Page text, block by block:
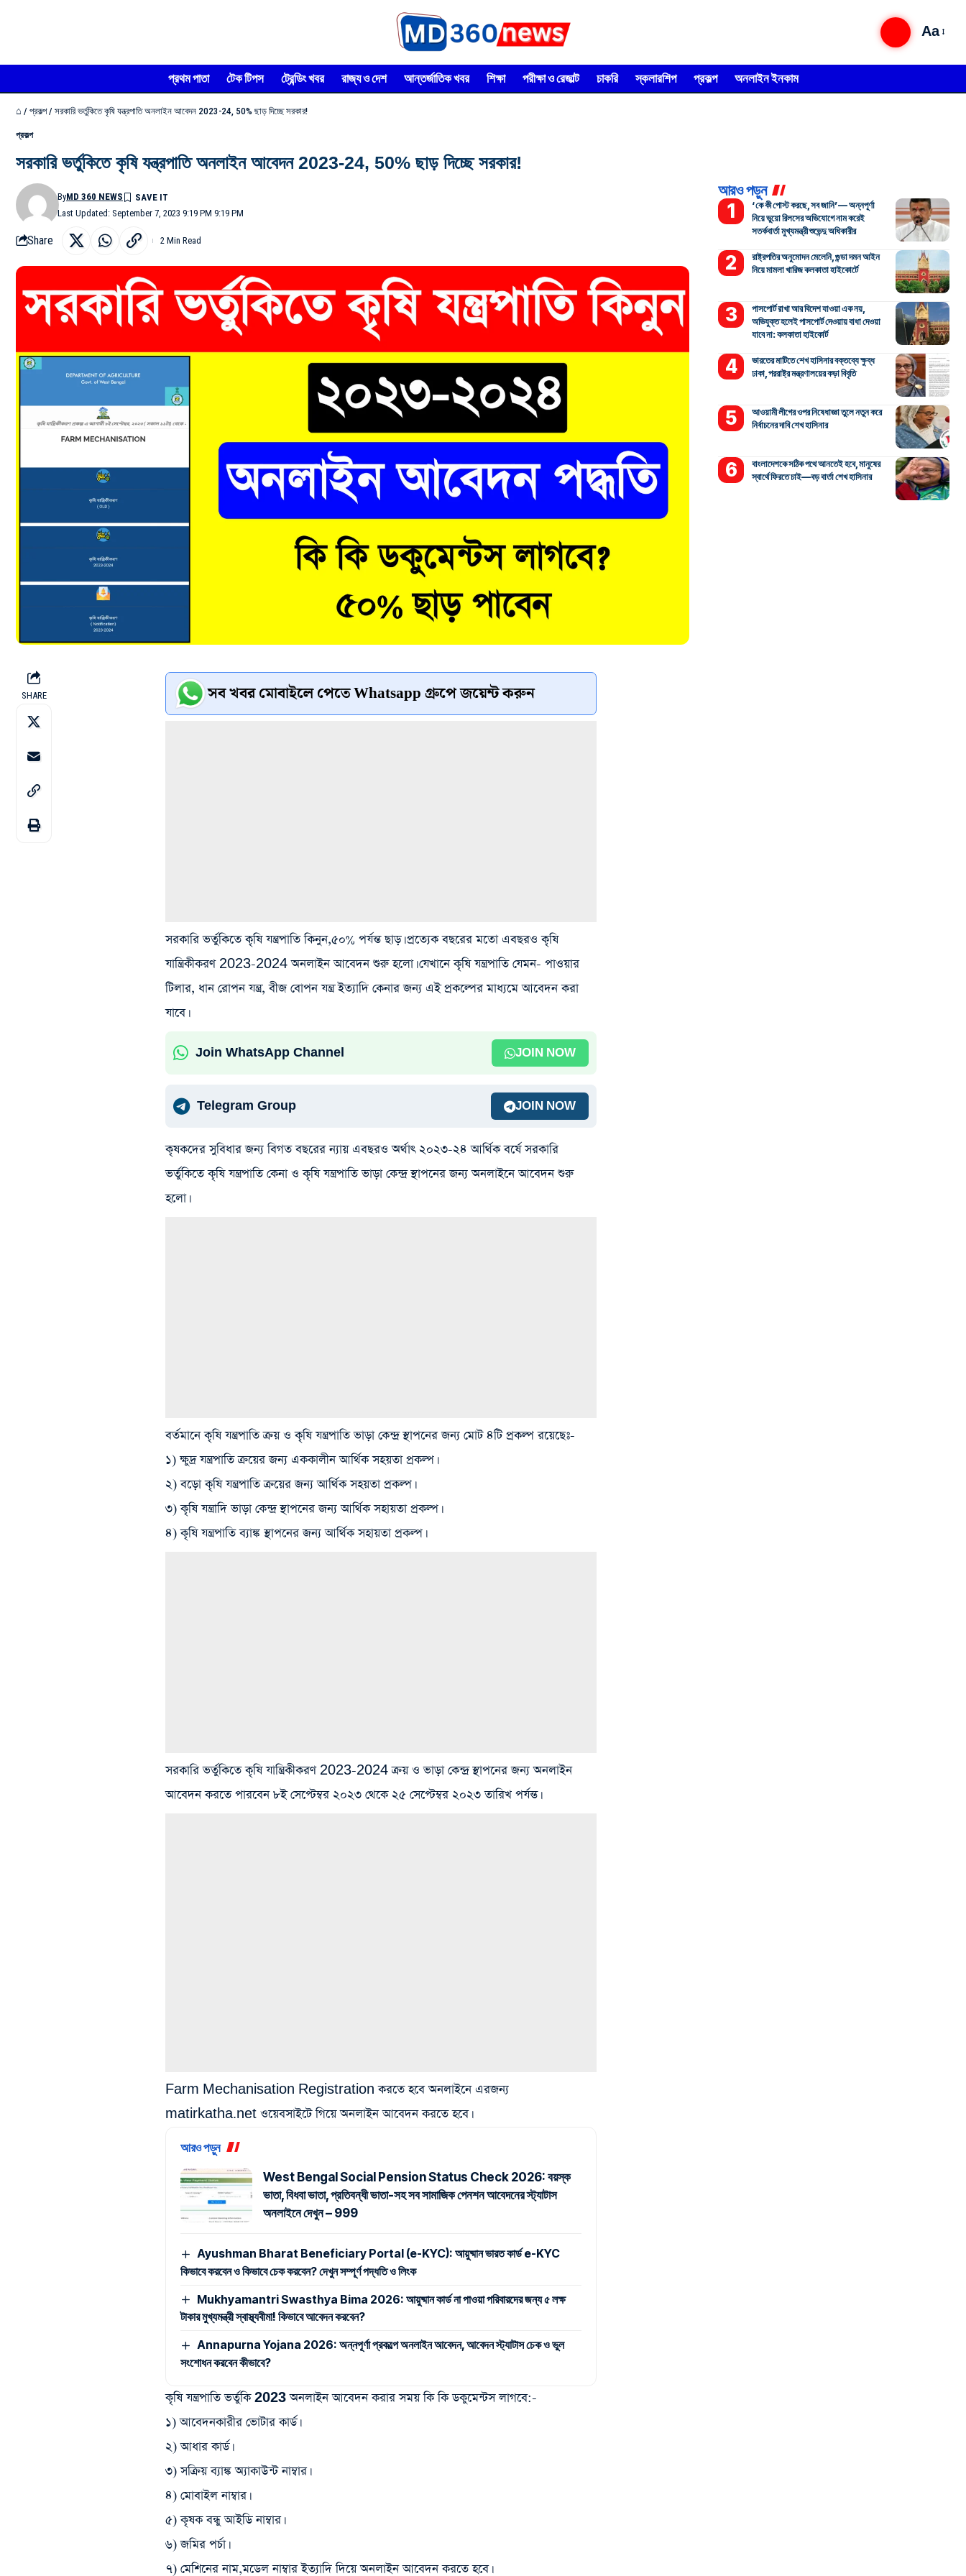
Aa
প্রথম পাতা টেক টিপস ট্রেন্ডিং খবর রাজ্য ও দেশ আন্তর্জাতিক খবর শিক্ষা পরীক্ষা ও রেজাল্ট চাকরি স্কলারশিপ প্রকল্প অনলাইন ইনকাম
⌂ / প্রকল্প/ সরকারি ভর্তুকিতে কৃষি যন্ত্রপাতি অনলাইন আবেদন 2023-24, 50% ছাড় দিচ্ছে সরকার!
প্রকল্প
সরকারি ভর্তুকিতে কৃষি যন্ত্রপাতি অনলাইন আবেদন 2023-24, 50% ছাড় দিচ্ছে সরকার!
Last Updated: September 7, 2023 9:19 PM 9:19 PM
ByMD 360 NEWS
Share 2 Min Read
SHARE সব খবর মোবাইলে পেতে Whatsapp গ্রুপে জয়েন্ট করুন
সরকারি ভর্তুকিতে কৃষি যন্ত্রপাতি কিনুন,৫০% পর্যন্ত ছাড়। প্রত্যেক বছরের মতো এবছরও কৃষি
যান্ত্রিকীকরণ 2023-2024 অনলাইন আবেদন শুরু হলো। যেখানে কৃষি যন্ত্রপাতি যেমন- পাওয়ার
টিলার, ধান রোপন যন্ত্র, বীজ বোপন যন্ত্র ইত্যাদি কেনার জন্য এই প্রকল্পের মাধ্যমে আবেদন করা
যাবে।
Join WhatsApp Channel JOIN NOW
Telegram Group JOIN NOW
কৃষকদের সুবিধার জন্য বিগত বছরের ন্যায় এবছরও অর্থাৎ ২০২৩-২৪ আর্থিক বর্ষে সরকারি
ভর্তুকিতে কৃষি যন্ত্রপাতি কেনা ও কৃষি যন্ত্রপাতি ভাড়া কেন্দ্র স্থাপনের জন্য অনলাইনে আবেদন শুরু
হলো।
বর্তমানে কৃষি যন্ত্রপাতি ক্রয় ও কৃষি যন্ত্রপাতি ভাড়া কেন্দ্র স্থাপনের জন্য মোট ৪টি প্রকল্প রয়েছেঃ-
১) ক্ষুদ্র যন্ত্রপাতি ক্রয়ের জন্য এককালীন আর্থিক সহয়তা প্রকল্প।
২) বড়ো কৃষি যন্ত্রপাতি ক্রয়ের জন্য আর্থিক সহয়তা প্রকল্প।
৩) কৃষি যন্ত্রাদি ভাড়া কেন্দ্র স্থাপনের জন্য আর্থিক সহায়তা প্রকল্প।
৪) কৃষি যন্ত্রপাতি ব্যাঙ্ক স্থাপনের জন্য আর্থিক সহায়তা প্রকল্প।
সরকারি ভর্তুকিতে কৃষি যান্ত্রিকীকরণ 2023-2024 ক্রয় ও ভাড়া কেন্দ্র স্থাপনের জন্য অনলাইন
আবেদন করতে পারবেন ৮ই সেপ্টেম্বর ২০২৩ থেকে ২৫ সেপ্টেম্বর ২০২৩ তারিখ পর্যন্ত।
Farm Mechanisation Registration করতে হবে অনলাইনে এরজন্য
matirkatha.net ওয়েবসাইটে গিয়ে অনলাইন আবেদন করতে হবে।
আরও পড়ুন
West Bengal Social Pension Status Check 2026: বয়স্ক
ভাতা, বিধবা ভাতা, প্রতিবন্ধী ভাতা-সহ সব সামাজিক পেনশন আবেদনের স্ট্যাটাস
অনলাইনে দেখুন – 999
Ayushman Bharat Beneficiary Portal (e-KYC): আয়ুষ্মান ভারত কার্ড e-KYC
কিভাবে করবেন ও কিভাবে চেক করবেন? দেখুন সম্পূর্ণ পদ্ধতি ও লিংক
Mukhyamantri Swasthya Bima 2026: আয়ুষ্মান কার্ড না পাওয়া পরিবারদের জন্য ৫ লক্ষ
টাকার মুখ্যমন্ত্রী স্বাস্থ্যবীমা! কিভাবে আবেদন করবেন?
Annapurna Yojana 2026: অন্নপূর্ণা প্রকল্পে অনলাইন আবেদন, আবেদন স্ট্যাটাস চেক ও ভুল
সংশোধন করবেন কীভাবে?
কৃষি যন্ত্রপাতি ভর্তুকি 2023 অনলাইন আবেদন করার সময় কি কি ডকুমেন্টস লাগবে:-
১) আবেদনকারীর ভোটার কার্ড।
২) আধার কার্ড।
৩) সক্রিয় ব্যাঙ্ক অ্যাকাউন্ট নাম্বার।
৪) মোবাইল নাম্বার।
৫) কৃষক বন্ধু আইডি নাম্বার।
৬) জমির পর্চা।
৭) মেশিনের নাম,মডেল নাম্বার ইত্যাদি দিয়ে অনলাইন আবেদন করতে হবে।
আরও পড়ুন
‘কে কী পোস্ট করছে, সব জানি’— অন্নপূর্ণা
নিয়ে ভুয়ো রিলসের অভিযোগে নাম করেই
সতর্কবার্তা মুখ্যমন্ত্রী শুভেন্দু অধিকারীর
রাষ্ট্রপতির অনুমোদন মেলেনি, গুন্ডা দমন আইন
নিয়ে মামলা খারিজ কলকাতা হাইকোর্টে
পাসপোর্ট রাখা আর বিদেশ যাওয়া এক নয়,
অভিযুক্ত হলেই পাসপোর্ট দেওয়ায় বাধা দেওয়া
যাবে না: কলকাতা হাইকোর্ট
ভারতের মাটিতে শেখ হাসিনার বক্তব্যে ক্ষুব্ধ
ঢাকা, পররাষ্ট্র মন্ত্রণালয়ের কড়া বিবৃতি
আওয়ামী লীগের ওপর নিষেধাজ্ঞা তুলে নতুন করে
নির্বাচনের দাবি শেখ হাসিনার
বাংলাদেশকে সঠিক পথে আনতেই হবে, মানুষের
স্বার্থে ফিরতে চাই—বড় বার্তা শেখ হাসিনার